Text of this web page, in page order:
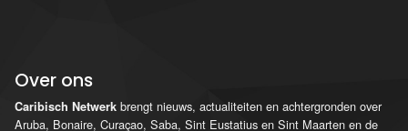
Over ons
Caribisch Netwerk brengt nieuws, actualiteiten en achtergronden over
Aruba, Bonaire, Curaçao, Saba, Sint Eustatius en Sint Maarten en de